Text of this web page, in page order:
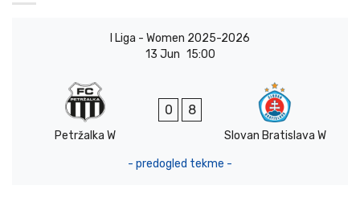
I Liga - Women 2025-2026
13 Jun 15:00
Petržalka W
0 8
Slovan Bratislava W
- predogled tekme -